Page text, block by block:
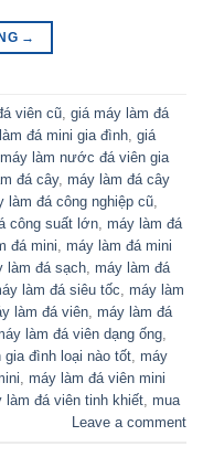
→
viên cũ giá máy làm đá
đá mini gia đình giá
máy làm nước đá viên gia
đá cây, máy làm đá cây
làm đá công nghiệp cũ
công suất lớn máy làm đá
đá mini máy làm đá mini
làm đá sạch máy làm đá
làm đá siêu tốc
máy làm
làm đá viên máy làm đá
làm đá viên dạng ống
gia đình loại nào tốt máy
máy làm đá viên mini
làm đá viên tinh khiết mua
Leave a comment